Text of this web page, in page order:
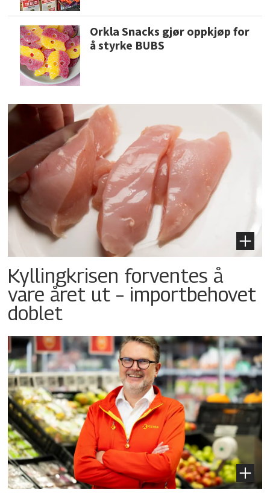
Orkla Snacks gjør oppkjøp for
å styrke BUBS
Kyllingkrisen forventes å
vare året ut – importbehovet
doblet